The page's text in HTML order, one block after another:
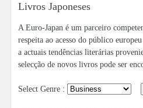
Livros Japoneses
A Euro-Japan é um parceiro
respeita ao acesso do público
a actuais tendências literárias
selecção de novos livros pode ser
Select Genre :